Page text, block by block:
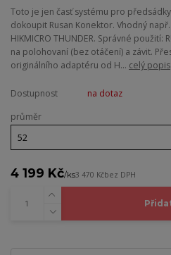
Toto je jen časť systému pro
dokoupit Rusan Konektor. Vhodný
HIKMICRO THUNDER. Správné
na polohovaní (bez otáčení) a závit.
originálního adaptéru od H... celý popis
Dostupnost
na dotaz
průměr
4 199 Kč/ks3 470 Kčbez DPH